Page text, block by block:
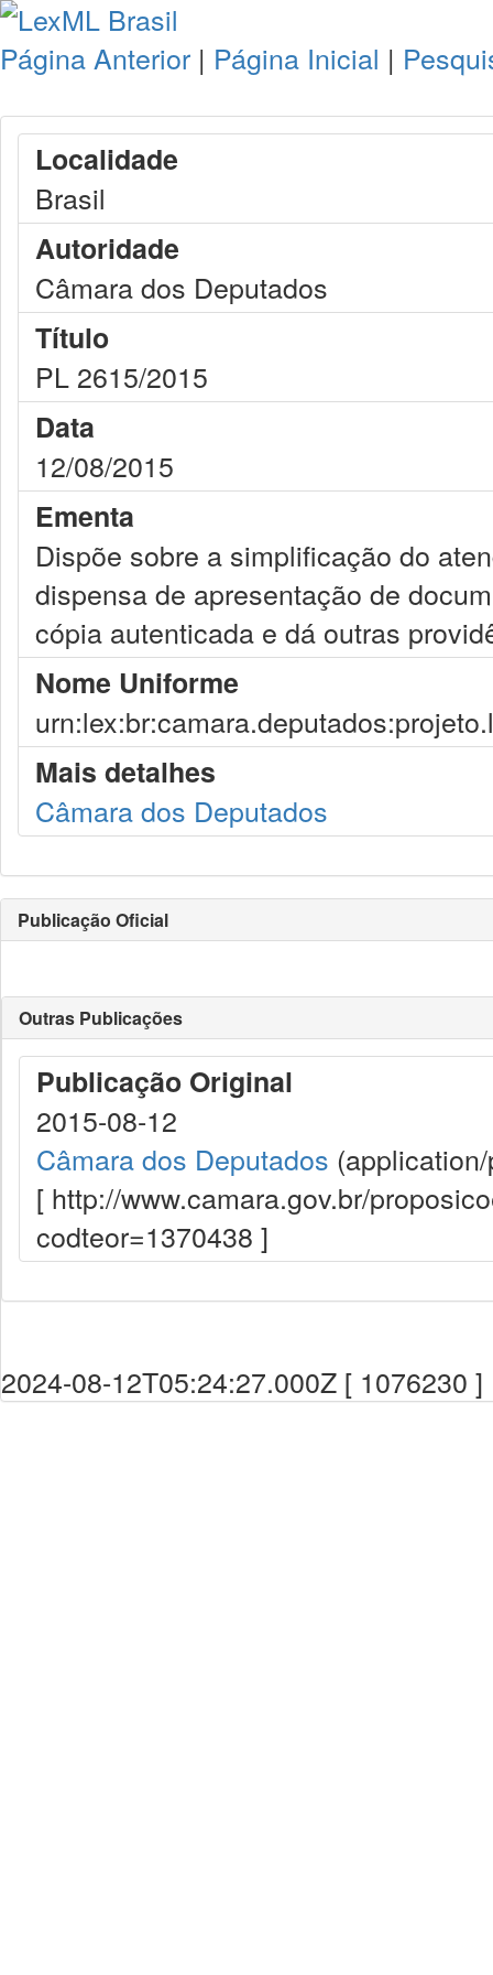
Página Anterior | Página Inicial |
Localidade
Brasil
Autoridade
Câmara dos Deputados
Título
PL 2615/2015
Data
12/08/2015
Ementa
Dispõe sobre a simplificação do
dispensa de apresentação de
cópia autenticada e dá outras
Nome Uniforme
Mais detalhes
Câmara dos Deputados
Publicação Oficial
Outras Publicações
Publicação Original
2015-08-12
Câmara dos Deputados
[ http://www.camara.gov.br/
codteor=1370438 ]
2024-08-12T05:24:27.000Z [ 1076230 ]